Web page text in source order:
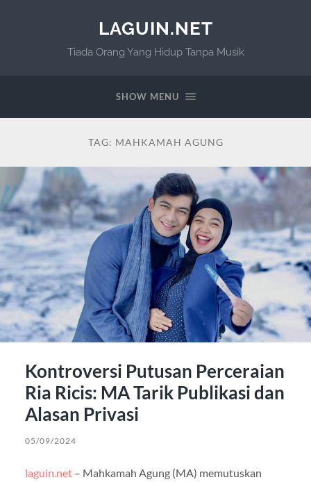
LAGUIN.NET
Tiada Orang Yang Hidup Tanpa Musik
SHOW MENU
TAG: MAHKAMAH AGUNG
Kontroversi Putusan Perceraian
Ria Ricis: MA Tarik Publikasi dan
Alasan Privasi
05/09/2024
laguin.net– Mahkamah Agung (MA) memutuskan